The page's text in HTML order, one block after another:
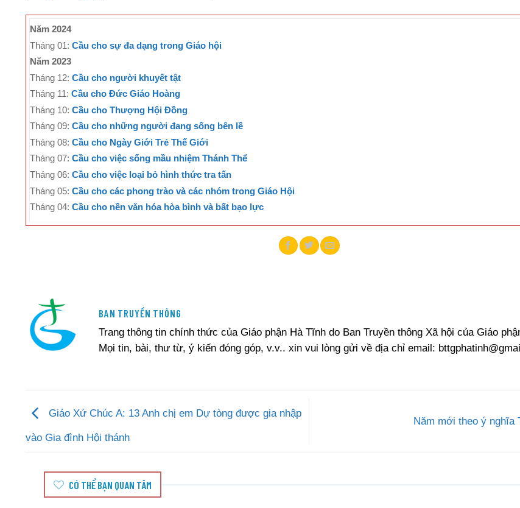
Năm 2024
Tháng 01: Cầu cho sự đa dạng trong Giáo hội
Năm 2023
Tháng 12: Cầu cho người khuyết tật
Tháng 11: Cầu cho Đức Giáo Hoàng
Tháng 10: Cầu cho Thượng Hội Đồng
Tháng 09: Cầu cho những người đang sống bên lề
Tháng 08: Cầu cho Ngày Giới Trẻ Thế Giới
Tháng 07: Cầu cho việc sống mầu nhiệm Thánh Thể
Tháng 06: Cầu cho việc loại bỏ hình thức tra tấn
Tháng 05: Cầu cho các phong trào và các nhóm trong Giáo Hội
Tháng 04: Cầu cho nền văn hóa hòa bình và bất bạo lực
BAN TRUYỀN THÔNG
Trang thông tin chính thức của Giáo phận Hà Tĩnh do Ban Truyền thông Xã hội của Giáo
Mọi tin, bài, thư từ, ý kiến đóng góp, v.v.. xin vui lòng gửi về địa chỉ email:
Giáo Xứ Chúc A: 13 Anh chị em Dự tòng được gia nhập
vào Gia đình Hội thánh
Năm mới theo ý nghĩa
CÓ THỂ BẠN QUAN TÂM